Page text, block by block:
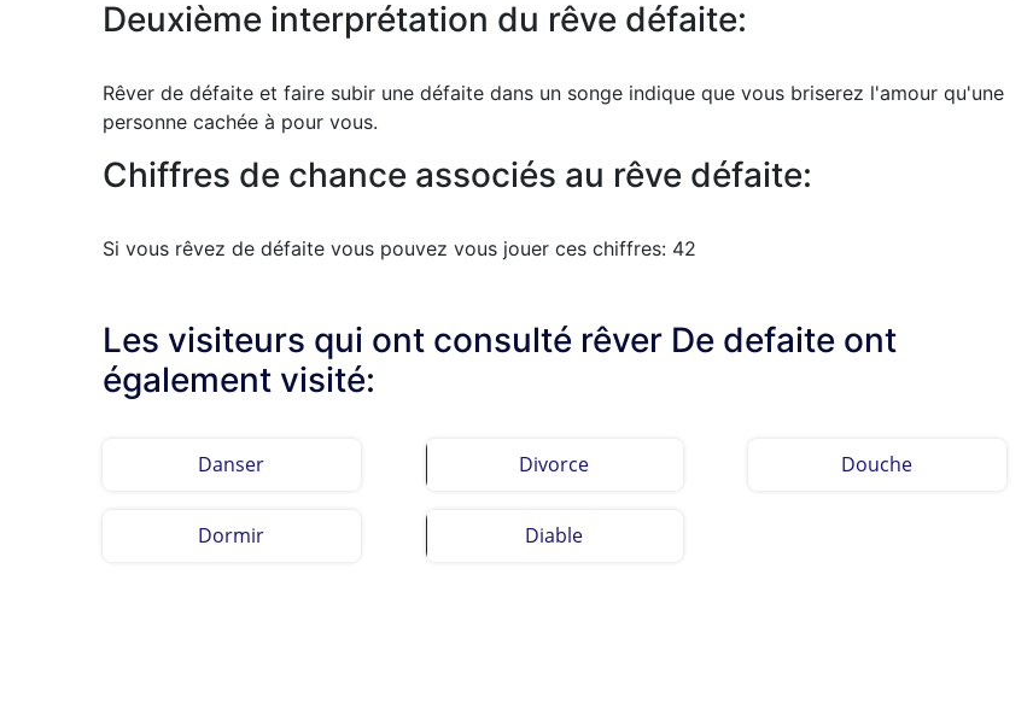
Deuxième interprétation du rêve défaite:
Rêver de défaite et faire subir une défaite dans un songe indique que vous briserez l'amour qu'une
personne cachée à pour vous.
Chiffres de chance associés au rêve défaite:
Si vous rêvez de défaite vous pouvez vous jouer ces chiffres: 42
Les visiteurs qui ont consulté rêver De defaite ont
également visité:
Danser Divorce Douche
Dormir Diable